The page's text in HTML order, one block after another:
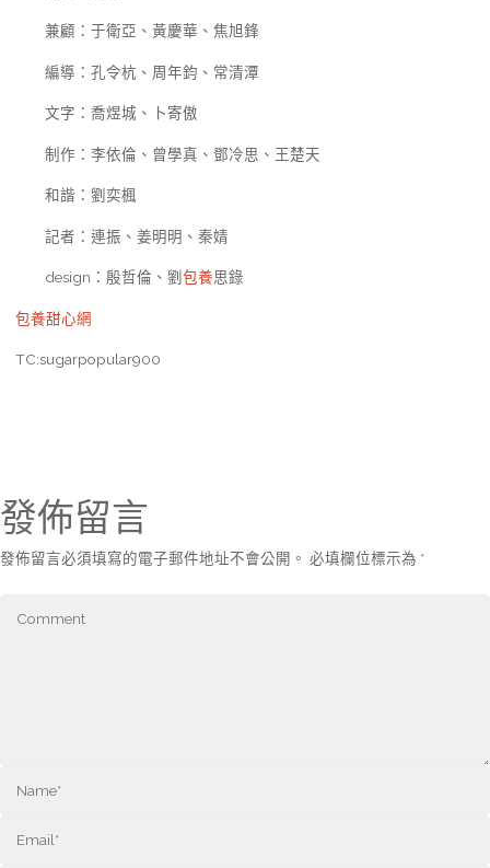
兼顧：于衛亞、黃慶華、焦旭鋒
編導：孔令杭、周年鈞、常清潭
文字：喬煜城、卜寄傲
制作：李依倫、曾學真、鄧冷思、王楚天
和諧：劉奕楓
記者：連振、姜明明、秦婧
design：殷哲倫、劉 包養思錄
包養甜心網
TC:sugarpopular900
發佈留言
發佈留言必須填寫的電子郵件地址不會公開。 必填欄位標示為 *